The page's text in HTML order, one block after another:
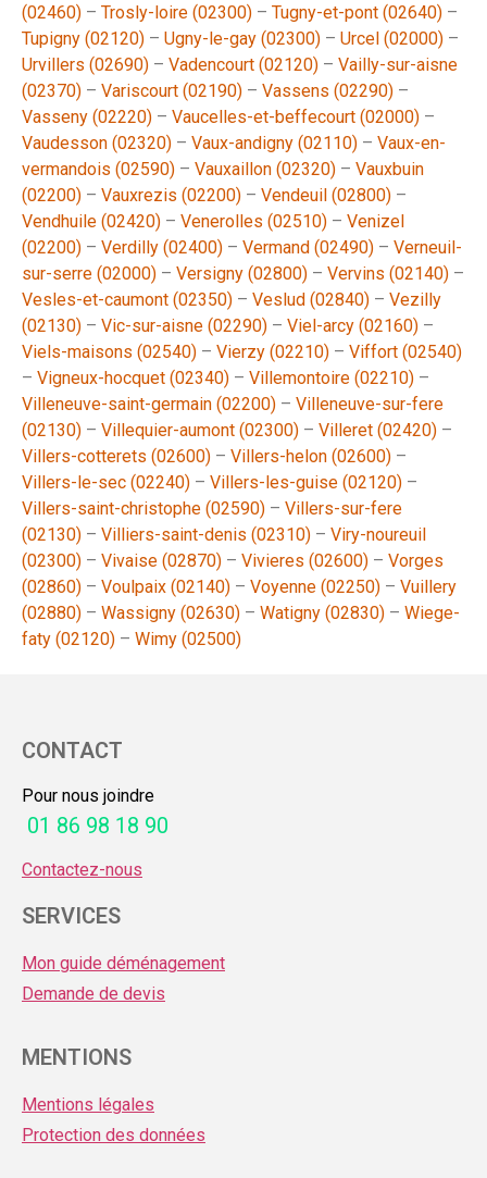
(02460) – Trosly-loire (02300) – Tugny-et-pont (02640) –
Tupigny (02120) – Ugny-le-gay (02300) – Urcel (02000) –
Urvillers (02690) – Vadencourt (02120) – Vailly-sur-aisne
(02370) – Variscourt (02190) – Vassens (02290) –
Vasseny (02220) – Vaucelles-et-beffecourt (02000) –
Vaudesson (02320) – Vaux-andigny (02110) – Vaux-en-
vermandois (02590) – Vauxaillon (02320) – Vauxbuin
(02200) – Vauxrezis (02200) – Vendeuil (02800) –
Vendhuile (02420) – Venerolles (02510) – Venizel
(02200) – Verdilly (02400) – Vermand (02490) – Verneuil-
sur-serre (02000) – Versigny (02800) – Vervins (02140) –
Vesles-et-caumont (02350) – Veslud (02840) – Vezilly
(02130) – Vic-sur-aisne (02290) – Viel-arcy (02160) –
Viels-maisons (02540) – Vierzy (02210) – Viffort (02540)
– Vigneux-hocquet (02340) – Villemontoire (02210) –
Villeneuve-saint-germain (02200) – Villeneuve-sur-fere
(02130) – Villequier-aumont (02300) – Villeret (02420) –
Villers-cotterets (02600) – Villers-helon (02600) –
Villers-le-sec (02240) – Villers-les-guise (02120) –
Villers-saint-christophe (02590) – Villers-sur-fere
(02130) – Villiers-saint-denis (02310) – Viry-noureuil
(02300) – Vivaise (02870) – Vivieres (02600) – Vorges
(02860) – Voulpaix (02140) – Voyenne (02250) – Vuillery
(02880) – Wassigny (02630) – Watigny (02830) – Wiege-
faty (02120) – Wimy (02500)
CONTACT
Pour nous joindre
01 86 98 18 90
Contactez-nous
SERVICES
Mon guide déménagement
Demande de devis
MENTIONS
Mentions légales
Protection des données